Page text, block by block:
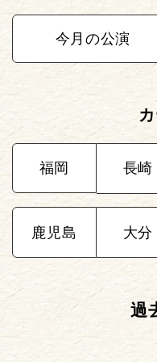
今月の公演
福岡 長崎
鹿児島 大分
過